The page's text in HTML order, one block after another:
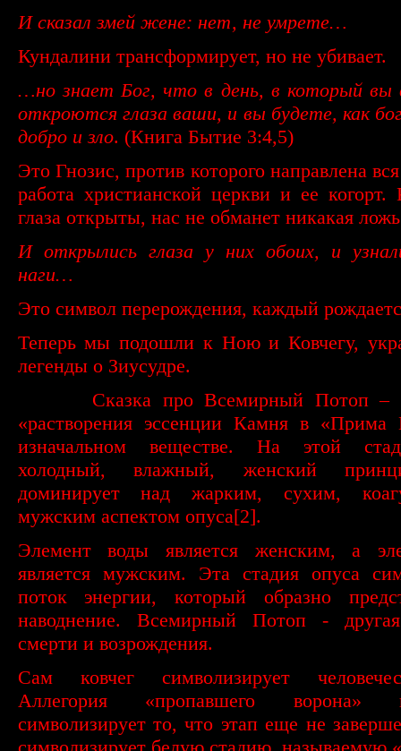
И сказал змей жене: нет, не умрете…
Кундалини трансформирует, но не убивает.
…но знает Бог, что в день, в который вы
откроются глаза ваши, и вы будете, как
добро и зло. (Книга Бытие 3:4,5)
Это Гнозис, против которого направлена
работа христианской церкви и ее
глаза открыты, нас не обманет никакая
И открылись глаза у них обоих, и
наги…
Это символ перерождения, каждый
Теперь мы подошли к Ною и Ковчегу,
легенды о Зиусудре.
Сказка про Всемирный Потоп –
«растворения эссенции Камня в «Прима
изначальном веществе. На этой
холодный, влажный, женский
доминирует над жарким, сухим,
мужским аспектом опуса[2].
Элемент воды является женским, а
является мужским. Эта стадия опуса
поток энергии, который образно
наводнение. Всемирный Потоп - другая
смерти и возрождения.
Сам ковчег символизирует
Аллегория «пропавшего ворона»
символизирует то, что этап еще не